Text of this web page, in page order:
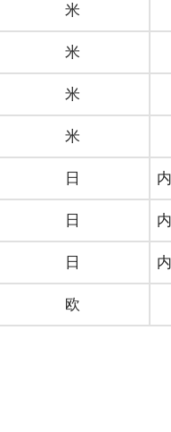
米
米
米
米
日
日
日
欧